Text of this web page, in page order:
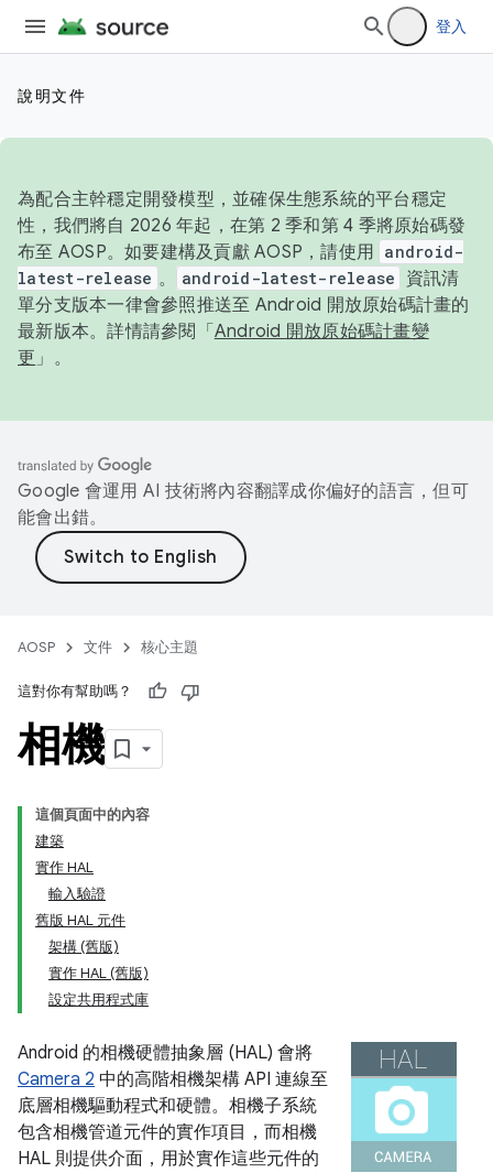
登入
說明文件
為配合主幹穩定開發模型，並確保生態系統的平台穩定
性，我們將自 2026 年起，在第 2 季和第 4 季將原始碼發
布至 AOSP。如要建構及貢獻 AOSP，請使用 android-
latest-release 。 android-latest-release
資訊清
單分支版本一律會參照推送至 Android 開放原始碼計畫的
最新版本。詳情請參閱「 Android 開放原始碼計畫變
更 」。
Google 會運用 AI 技術將內容翻譯成你偏好的語言，但可
能會出錯。
AOSP 文件 核心主題
這對你有幫助嗎？
相機
這個頁面中的內容
建築
實作 HAL
輸入驗證
舊版 HAL 元件
架構 (舊版)
實作 HAL (舊版)
設定共用程式庫
Android 的相機硬體抽象層 (HAL) 會將
Camera 2 中的高階相機架構 API 連線至
底層相機驅動程式和硬體。相機子系統
包含相機管道元件的實作項目，而相機
HAL 則提供介面，用於實作這些元件的